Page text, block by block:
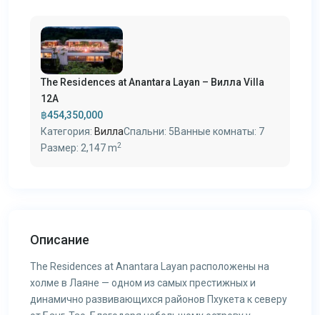
The Residences at Anantara Layan – Вилла Villa
12A
฿454,350,000
Категория: ВиллаСпальни: 5Ванные комнаты: 7
Размер: 2,147 m2
Описание
The Residences at Anantara Layan расположены на
холме в Лаяне — одном из самых престижных и
динамично развивающихся районов Пхукета к северу